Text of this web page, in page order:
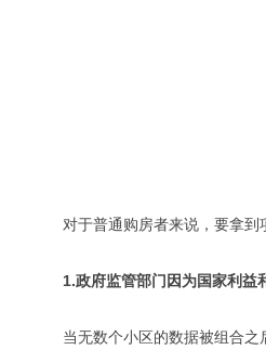
对于普通购房者来说，要拿
1.政府监管部门因为国家利益
当无数个小区的数据被组合